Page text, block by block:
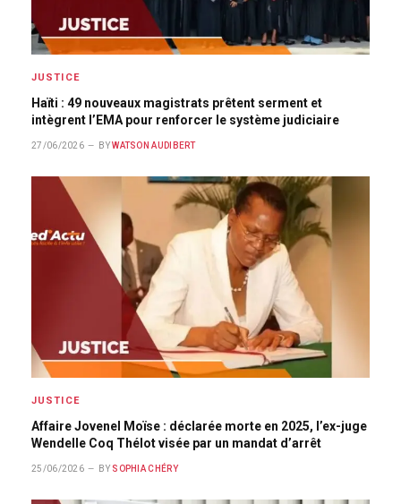
JUSTICE
Haïti : 49 nouveaux magistrats prêtent serment et
intègrent l’EMA pour renforcer le système judiciaire
27/06/2026 BY WATSON AUDIBERT
JUSTICE
Affaire Jovenel Moïse : déclarée morte en 2025, l’ex-juge
Wendelle Coq Thélot visée par un mandat d’arrêt
25/06/2026 BY SOPHIA CHÉRY